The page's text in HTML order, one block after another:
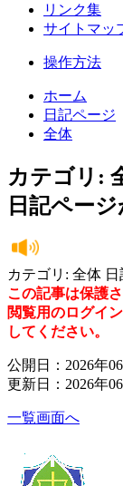
リンク集
サイトマッ
操作方法
ホーム
日記ページ
全体
カテゴリ:
日記ペー
カテゴリ: 全体
この記事は保護
閲覧用のログイ
してください。
公開日：2026年
更新日：2026年
一覧画面へ